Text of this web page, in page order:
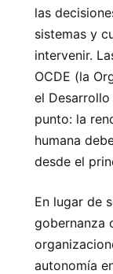
las
sistemas y
intervenir.
OCDE (la
el
punto: la
humana
desde el
En lugar de
gobernanza
autonomía